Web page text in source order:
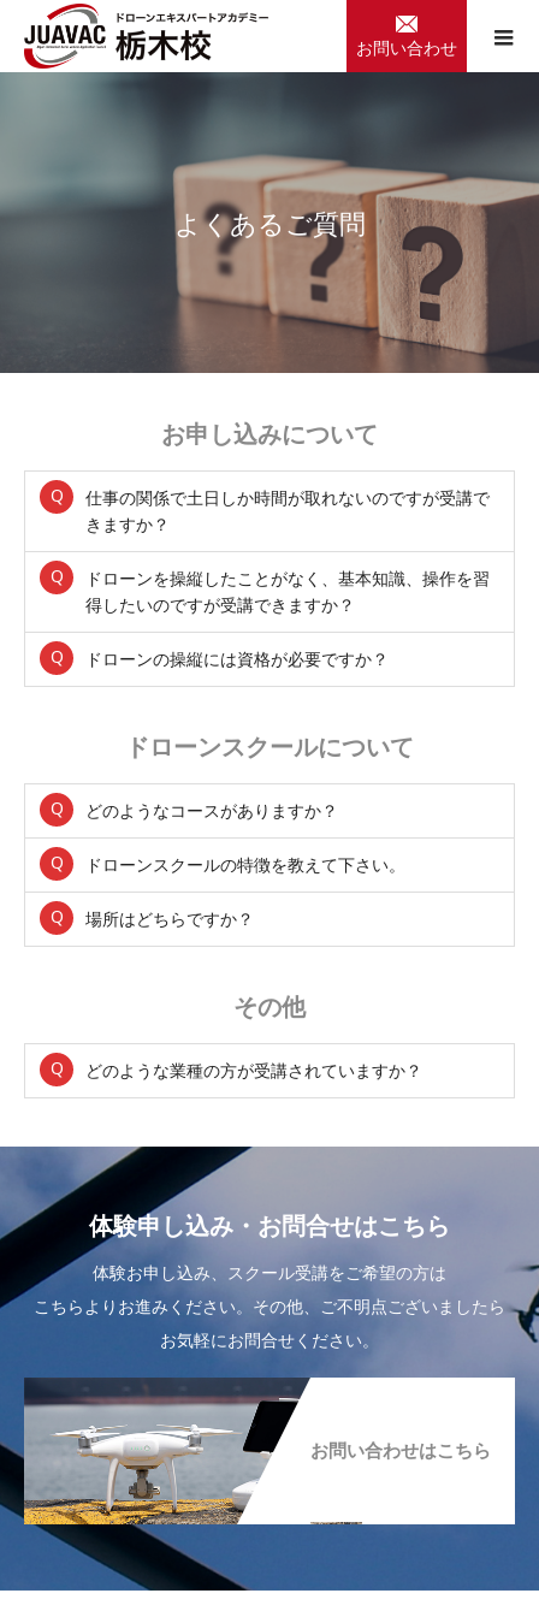
お問い合わせ
よ くある ご質問
お申し込みについて
仕事の関係で土日しか時間が取れないのですが受講で
きますか？
ドローンを操縦したことがなく、基本知識、操作を習
得したいのですが受講できますか？
ドローンの操縦には資格が必要ですか？
ドローンスクールについて
どのようなコースがありますか？
ドローンスクールの特徴を教えて下さい。
場所はどちらですか？
その他
どのような業種の方が受講されていますか？
体験申し込み・お問合せはこちら
体験お申し込み、スクール受講をご希望の方は
こちらよりお進みください。その他、ご不明点ございましたら
お気軽にお問合せください。
お問い合わせはこちら